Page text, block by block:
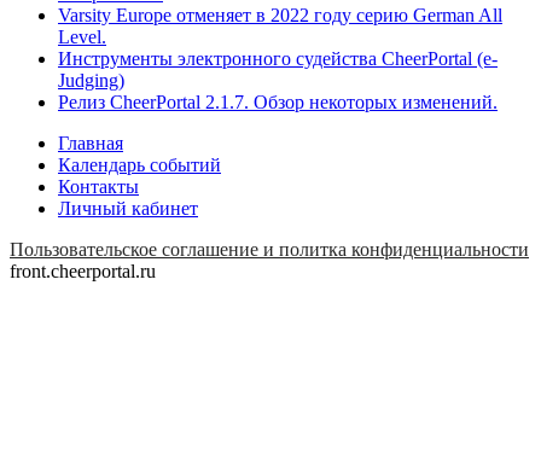
Varsity Europe отменяет в 2022 году серию German All
Level.
Инструменты электронного судейства CheerPortal (e-
Judging)
Релиз CheerPortal 2.1.7. Обзор некоторых изменений.
Главная
Календарь событий
Контакты
Личный кабинет
Пользовательское соглашение и политка конфиденциальности
front.cheerportal.ru